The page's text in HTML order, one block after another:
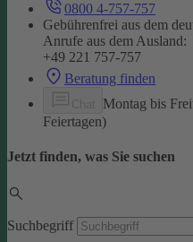
0800 4-757-757
Gebührenfrei aus dem
Anrufe aus dem Ausland:
+49 221 757-757
Beratung finden
Montag bis
Feiertagen)
Jetzt finden, was Sie suchen
Suchbegriff